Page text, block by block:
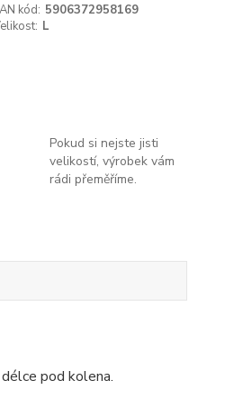
kód: 5906372958169
L
Pokud si nejste jisti
velikostí, výrobek vám
rádi přeměříme.
pod kolena.